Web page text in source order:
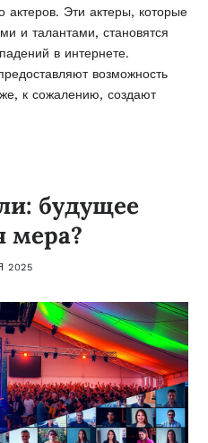
Эти актеры, которые
и талантами, становятся
в интернете.
возможность
к сожалению, создают
будущее
мера?
2025